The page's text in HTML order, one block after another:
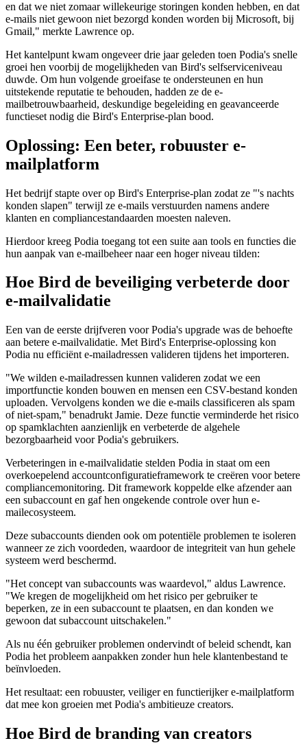
en dat we niet zomaar willekeurige storingen konden hebben, en dat
e-mails niet gewoon niet bezorgd konden worden bij Microsoft, bij
Gmail," merkte Lawrence op.
Het kantelpunt kwam ongeveer drie jaar geleden toen Podia's snelle
groei hen voorbij de mogelijkheden van Bird's selfserviceniveau
duwde. Om hun volgende groeifase te ondersteunen en hun
uitstekende reputatie te behouden, hadden ze de e-
mailbetrouwbaarheid, deskundige begeleiding en geavanceerde
functieset nodig die Bird's Enterprise-plan bood.
Oplossing: Een beter, robuuster e-
mailplatform
Het bedrijf stapte over op Bird's Enterprise-plan zodat ze "'s nachts
konden slapen" terwijl ze e-mails verstuurden namens andere
klanten en compliancestandaarden moesten naleven.
Hierdoor kreeg Podia toegang tot een suite aan tools en functies die
hun aanpak van e-mailbeheer naar een hoger niveau tilden:
Hoe Bird de beveiliging verbeterde door
e-mailvalidatie
Een van de eerste drijfveren voor Podia's upgrade was de behoefte
aan betere e-mailvalidatie. Met Bird's Enterprise-oplossing kon
Podia nu efficiënt e-mailadressen valideren tijdens het importeren.
"We wilden e-mailadressen kunnen valideren zodat we een
importfunctie konden bouwen en mensen een CSV-bestand konden
uploaden. Vervolgens konden we die e-mails classificeren als spam
of niet-spam," benadrukt Jamie. Deze functie verminderde het risico
op spamklachten aanzienlijk en verbeterde de algehele
bezorgbaarheid voor Podia's gebruikers.
Verbeteringen in e-mailvalidatie stelden Podia in staat om een
overkoepelend accountconfiguratieframework te creëren voor betere
compliancemonitoring. Dit framework koppelde elke afzender aan
een subaccount en gaf hen ongekende controle over hun e-
mailecosysteem.
Deze subaccounts dienden ook om potentiële problemen te isoleren
wanneer ze zich voordeden, waardoor de integriteit van hun gehele
systeem werd beschermd.
"Het concept van subaccounts was waardevol," aldus Lawrence.
"We kregen de mogelijkheid om het risico per gebruiker te
beperken, ze in een subaccount te plaatsen, en dan konden we
gewoon dat subaccount uitschakelen."
Als nu één gebruiker problemen ondervindt of beleid schendt, kan
Podia het probleem aanpakken zonder hun hele klantenbestand te
beïnvloeden.
Het resultaat: een robuuster, veiliger en functierijker e-mailplatform
dat mee kon groeien met Podia's ambitieuze creators.
Hoe Bird de branding van creators